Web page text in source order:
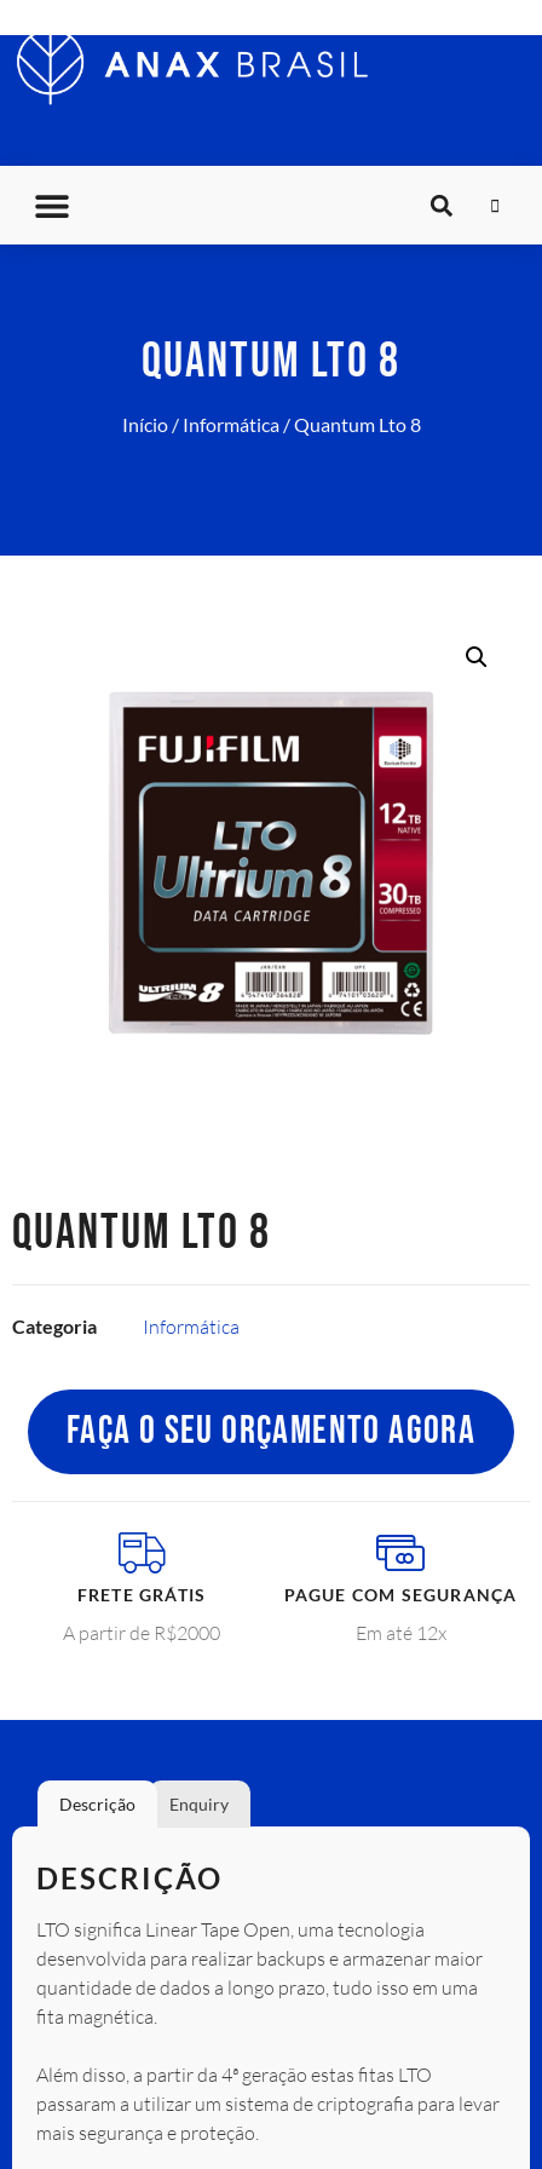
QUANTUM LTO 8
Início/ Informática/ Quantum Lto 8
QUANTUM LTO 8
Categoria Informática
FAÇA O SEU ORÇAMENTO AGORA
FRETE GRÁTIS
A partir de R$2000
PAGUE COM SEGURANÇA
Em até 12x
Descrição Enquiry
DESCRIÇÃO
LTO significa Linear Tape Open, uma tecnologia
desenvolvida para realizar backups e armazenar maior
quantidade de dados a longo prazo, tudo isso em uma
fita magnética.
Além disso, a partir da 4ª geração estas fitas LTO
passaram a utilizar um sistema de criptografia para levar
mais segurança e proteção.